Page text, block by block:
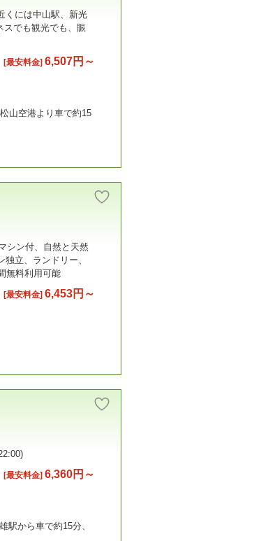
くには中山駅、新光
スでも観光でも、賑
[最安料金] 6,507円～
山空港より車で約15
シン付、自然と天然
立、ランドリー、
無料利用可能
[最安料金] 6,453円～
[最安料金] 6,360円～
駅から車で約15分、